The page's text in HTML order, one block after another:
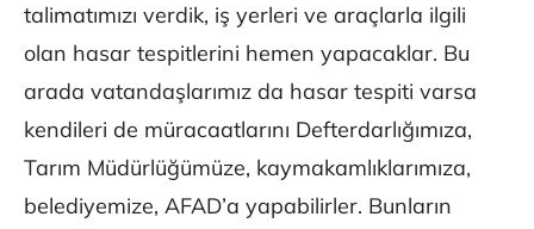
talimatımızı verdik, iş yerleri ve araçlarla ilgili
olan hasar tespitlerini hemen yapacaklar. Bu
arada vatandaşlarımız da hasar tespiti varsa
kendileri de müracaatlarını Defterdarlığımıza,
Tarım Müdürlüğümüze, kaymakamlıklarımıza,
belediyemize, AFAD’a yapabilirler. Bunların